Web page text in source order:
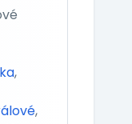
,
,